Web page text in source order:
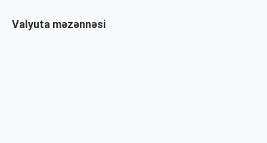
Valyuta məzənnəsi